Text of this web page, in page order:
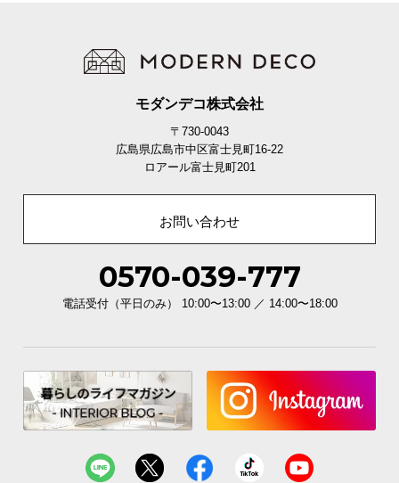
モダンデコ株式会社
〒730-0043
広島県広島市中区富士見町16-22
ロアール富士見町201
お問い合わせ
0570-039-777
電話受付（平日のみ） 10:00〜13:00 ／ 14:00〜18:00